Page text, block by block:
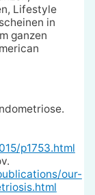
Lifestyle
in
ganzen
p1753.html
our-